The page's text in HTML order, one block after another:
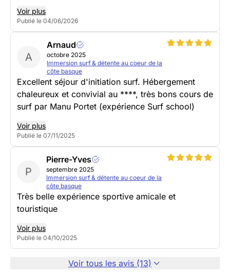
Voir plus
Publié le 04/06/2026
A
Arnaud
octobre 2025
Immersion surf & détente au coeur de la
côte basque
Excellent séjour d'initiation surf. Hébergement
chaleureux et convivial au ****, très bons cours de
surf par Manu Portet (expérience Surf school)
Voir plus
Publié le 07/11/2025
P
Pierre-Yves
septembre 2025
Immersion surf & détente au coeur de la
côte basque
Très belle expérience sportive amicale et
touristique
Voir plus
Publié le 04/10/2025
Voir tous les avis (13)